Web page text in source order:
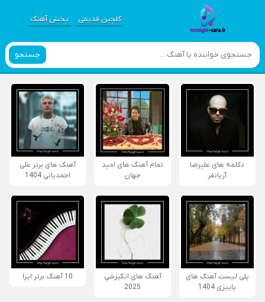
گلچین قدیمی پخش آهنگ
جستجو
دکلمه های علیرضا
آریانفر
تمام آهنگ های امید
جهان
آهنگ های برتر علی
احمدیانی 1404
پلی لیست آهنگ های
پاییزی 1404
آهنگ های انگیزشی
2025
10 آهنگ برتر اپرا